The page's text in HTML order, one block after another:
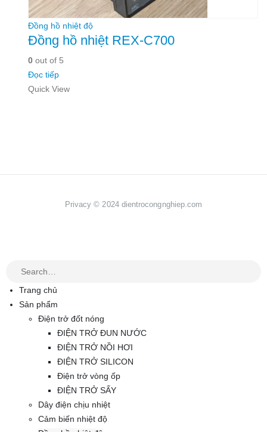
Đồng hồ nhiệt độ
Đồng hồ nhiệt REX-C700
0 out of 5
Đọc tiếp
Quick View
Privacy © 2024 dientrocongnghiep.com
Trang chủ
Sản phẩm
Điện trở đốt nóng
ĐIỆN TRỞ ĐUN NƯỚC
ĐIỆN TRỞ NỒI HƠI
ĐIỆN TRỞ SILICON
Điện trở vòng ốp
ĐIỆN TRỞ SẤY
Dây điện chịu nhiệt
Cảm biến nhiệt độ